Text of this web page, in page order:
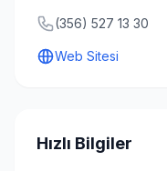
(356) 527 13 30
Web Sitesi
Hızlı Bilgiler